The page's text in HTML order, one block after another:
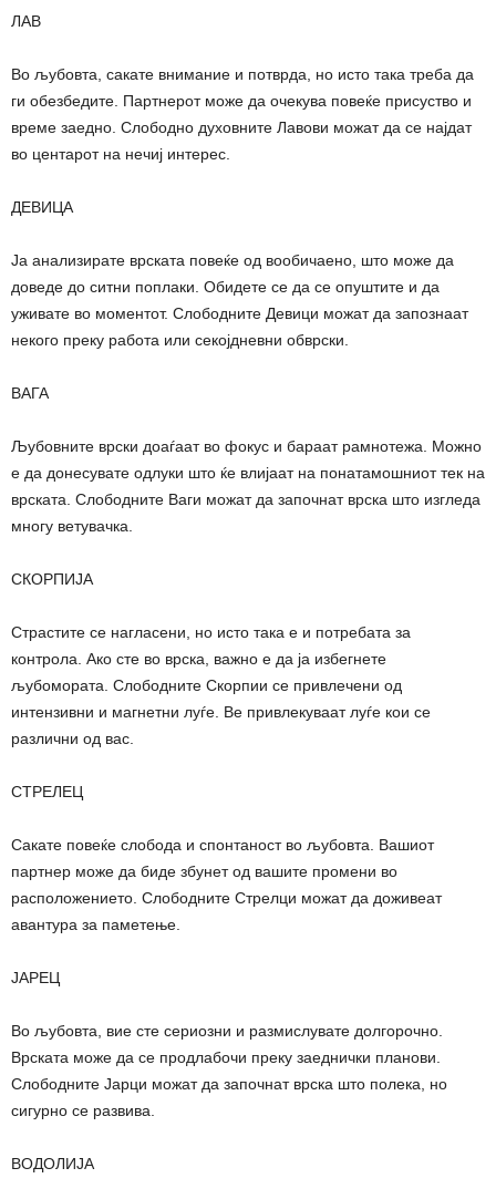
ЛАВ
Во љубовта, сакате внимание и потврда, но исто така треба да
ги обезбедите. Партнерот може да очекува повеќе присуство и
време заедно. Слободно духовните Лавови можат да се најдат
во центарот на нечиј интерес.
ДЕВИЦА
Ја анализирате врската повеќе од вообичаено, што може да
доведе до ситни поплаки. Обидете се да се опуштите и да
уживате во моментот. Слободните Девици можат да запознаат
некого преку работа или секојдневни обврски.
ВАГА
Љубовните врски доаѓаат во фокус и бараат рамнотежа. Можно
е да донесувате одлуки што ќе влијаат на понатамошниот тек на
врската. Слободните Ваги можат да започнат врска што изгледа
многу ветувачка.
СКОРПИЈА
Страстите се нагласени, но исто така е и потребата за
контрола. Ако сте во врска, важно е да ја избегнете
љубомората. Слободните Скорпии се привлечени од
интензивни и магнетни луѓе. Ве привлекуваат луѓе кои се
различни од вас.
СТРЕЛЕЦ
Сакате повеќе слобода и спонтаност во љубовта. Вашиот
партнер може да биде збунет од вашите промени во
расположението. Слободните Стрелци можат да доживеат
авантура за паметење.
ЈАРЕЦ
Во љубовта, вие сте сериозни и размислувате долгорочно.
Врската може да се продлабочи преку заеднички планови.
Слободните Јарци можат да започнат врска што полека, но
сигурно се развива.
ВОДОЛИЈА